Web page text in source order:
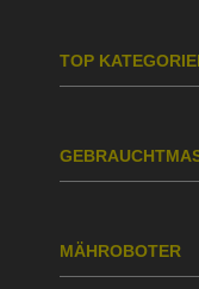
TOP
MÄHROBOTER